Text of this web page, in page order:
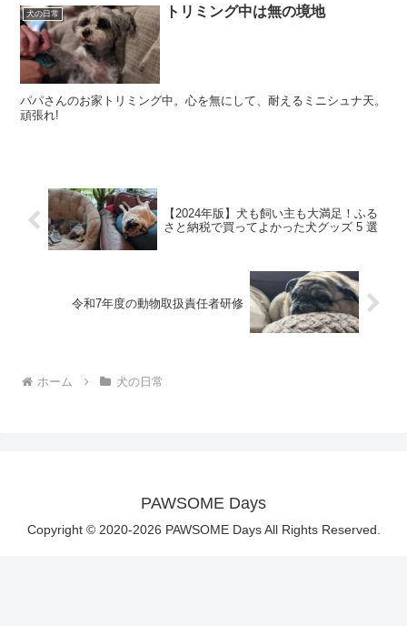
犬の日常 トリミング中は無の境地
パパさんのお家トリミング中。心を無にして、耐えるミニシュナ天。
頑張れ!
【2024年版】犬も飼い主も大満足！ふる
さと納税で買ってよかった犬グッズ 5 選
令和7年度の動物取扱責任者研修
ホーム 犬の日常
PAWSOME Days
Copyright © 2020-2026 PAWSOME Days All Rights Reserved.